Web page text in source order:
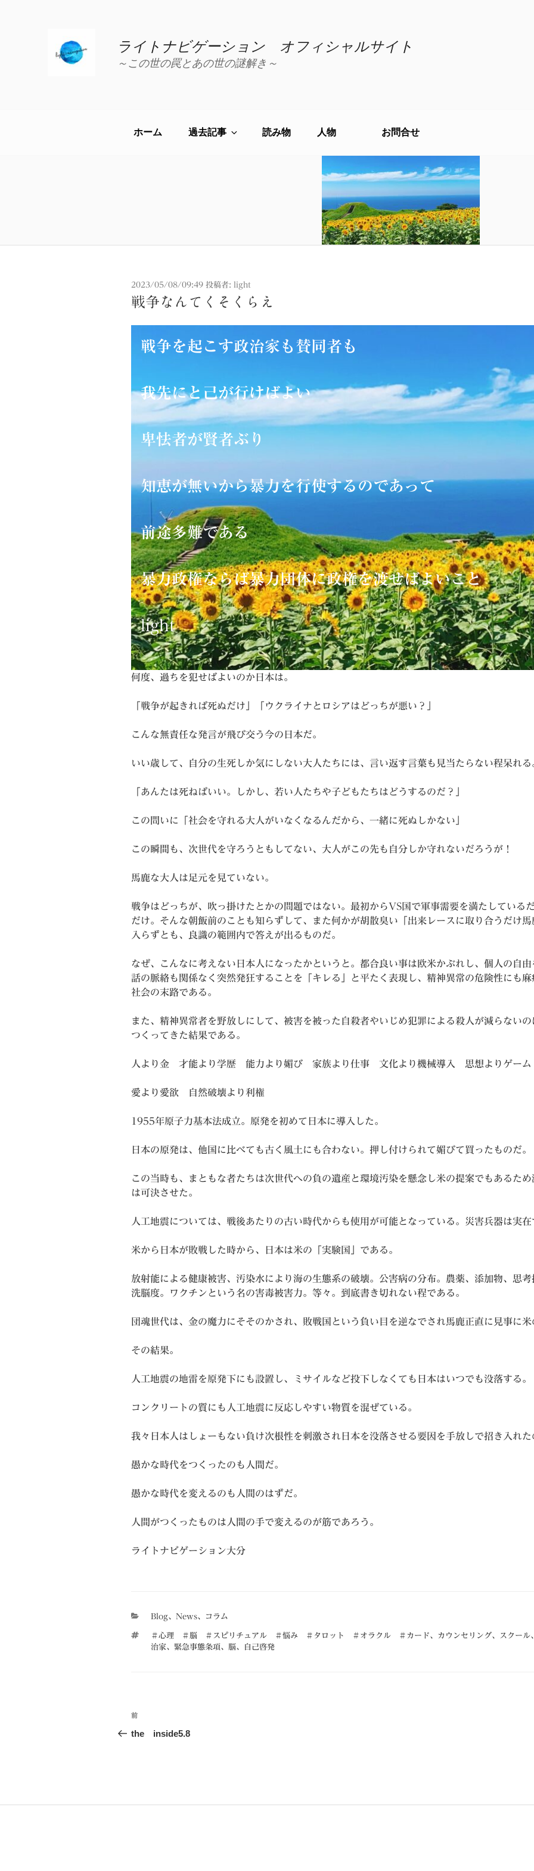
ライトナビゲーション オフィシャルサイト
～この世の罠とあの世の謎解き～
ホーム 過去記事 読み物 人物 お問合せ
投
稿
日:
2023/05/08/09:49 投稿者: light
戦争なんてくそくらえ
戦争を起こす政治家も賛同者も
我先にと己が行けばよい
卑怯者が賢者ぶり
知恵が無いから暴力を行使するのであって
前途多難である
暴力政権ならば暴力団体に政権を渡せばよいこと
light
何度、過ちを犯せばよいのか日本は。
「戦争が起きれば死ぬだけ」「ウクライナとロシアはどっちが悪い？」
こんな無責任な発言が飛び交う今の日本だ。
いい歳して、自分の生死しか気にしない大人たちには、言い返す言葉も見当たらない程呆れる
「あんたは死ねばいい。しかし、若い人たちや子どもたちはどうするのだ？」
この問いに「社会を守れる大人がいなくなるんだから、一緒に死ぬしかない」
この瞬間も、次世代を守ろうともしてない、大人がこの先も自分しか守れないだろうが！
馬鹿な大人は足元を見ていない。
戦争はどっちが、吹っ掛けたとかの問題ではない。最初からVS国で軍事需要を満たしている
だけ。そんな朝飯前のことも知らずして、また何かが胡散臭い「出来レースに取り合うだけ
入らずとも、良識の範囲内で答えが出るものだ。
なぜ、こんなに考えない日本人になったかというと。都合良い事は欧米かぶれし、個人の自
話の脈絡も関係なく突然発狂することを「キレる」と平たく表現し、精神異常の危険性にも
社会の末路である。
また、精神異常者を野放しにして、被害を被った自殺者やいじめ犯罪による殺人が減らない
つくってきた結果である。
人より金 才能より学歴 能力より媚び 家族より仕事 文化より機械導入 思想よ
愛より愛欲 自然破壊より利権
1955年原子力基本法成立。原発を初めて日本に導入した。
日本の原発は、他国に比べても古く風土にも合わない。押し付けられて媚びて買ったものだ。
この当時も、まともな者たちは次世代への負の遺産と環境汚染を懸念し米の提案でもあるた
は可決させた。
人工地震については、戦後あたりの古い時代からも使用が可能となっている。災害兵器は実在
米から日本が敗戦した時から、日本は米の「実験国」である。
放射能による健康被害、汚染水により海の生態系の破壊。公害病の分布。農薬、添加物、思
洗脳度。ワクチンという名の害毒被害力。等々。到底書き切れない程である。
団魂世代は、金の魔力にそそのかされ、敗戦国という負い目を逆なでされ馬鹿正直に見事に
その結果。
人工地震の地雷を原発下にも設置し、ミサイルなど投下しなくても日本はいつでも没落する。
コンクリートの質にも人工地震に反応しやすい物質を混ぜている。
我々日本人はしょーもない負け次根性を刺激され日本を没落させる要因を手放しで招き入れ
愚かな時代をつくったのも人間だ。
愚かな時代を変えるのも人間のはずだ。
人間がつくったものは人間の手で変えるのが筋であろう。
ライトナビゲーション大分
カ
ゴ
リ
Blog、 News、 コラム
タ
グ
＃心理 ＃脳 ＃スピリチュアル ＃悩み ＃タロット ＃オラクル ＃カード、 カウンセリング、 スクール
治家、 緊急事態条項、 脳、 自己啓発
投
稿
前
の
前
the inside5.8